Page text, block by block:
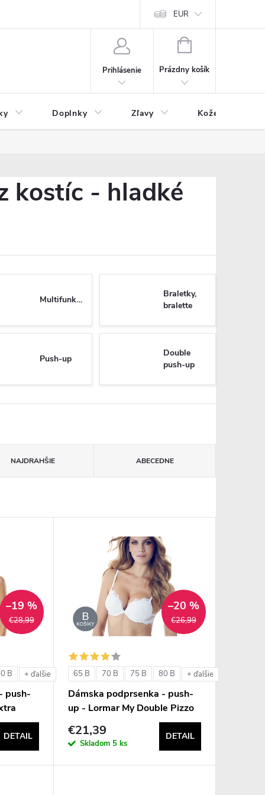
EUR
Prihlásenie
NÁKUPNÝ
Prázdny košík
Doplnky Zľavy Kožený tovar
kostíc - hladké
Multifunkčné
Braletky,
bralette
Push-up
Double
push-up
NAJDRAHŠIE ABECEDNE
€28,99
–19 %
B + ďalšie
push-
DETAIL
€26,99
–20 %
65 B 70 B 75 B 80 B + ďalšie
Dámska podprsenka - push-
up - Lormar My Double Pizzo
€21,39
Skladom 5 ks
DETAIL